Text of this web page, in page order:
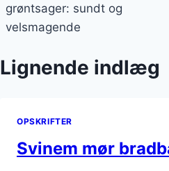
grøntsager: sundt og
velsmagende
Lignende indlæg
OPSKRIFTER
Svinem mør